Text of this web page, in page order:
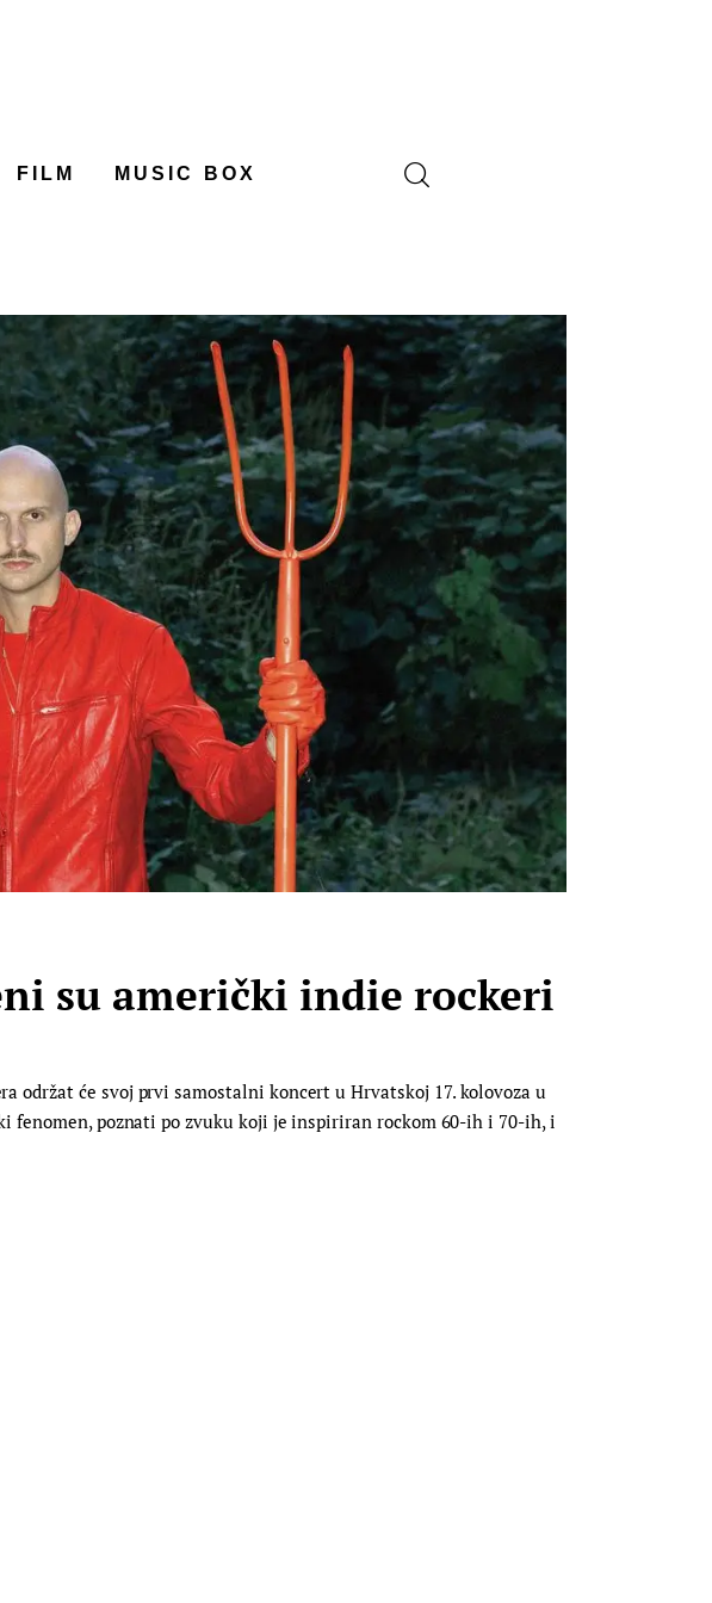
FILM MUSIC BOX
su američki indie rockeri
će svoj prvi samostalni koncert u Hrvatskoj 17. kolovoza u
fenomen, poznati po zvuku koji je inspiriran rockom 60-ih i 70-ih, i